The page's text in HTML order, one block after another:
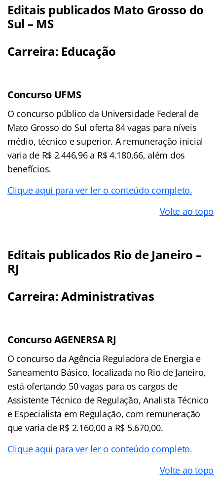
Editais publicados Mato Grosso do
Sul – MS
Carreira: Educação
Concurso UFMS
O concurso público da Universidade Federal de
Mato Grosso do Sul oferta 84 vagas para níveis
médio, técnico e superior. A remuneração inicial
varia de R$ 2.446,96 a R$ 4.180,66, além dos
benefícios.
Clique aqui para ver ler o conteúdo completo.
Volte ao topo
Editais publicados Rio de Janeiro –
RJ
Carreira: Administrativas
Concurso AGENERSA RJ
O concurso da Agência Reguladora de Energia e
Saneamento Básico, localizada no Rio de Janeiro,
está ofertando 50 vagas para os cargos de
Assistente Técnico de Regulação, Analista Técnico
e Especialista em Regulação, com remuneração
que varia de R$ 2.160,00 a R$ 5.670,00.
Clique aqui para ver ler o conteúdo completo.
Volte ao topo